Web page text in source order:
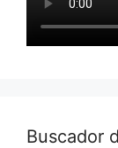
Buscador